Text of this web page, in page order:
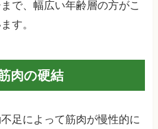
で、幅広い年齢層の方がこ
す。
肉の硬結
足によって筋肉が慢性的に